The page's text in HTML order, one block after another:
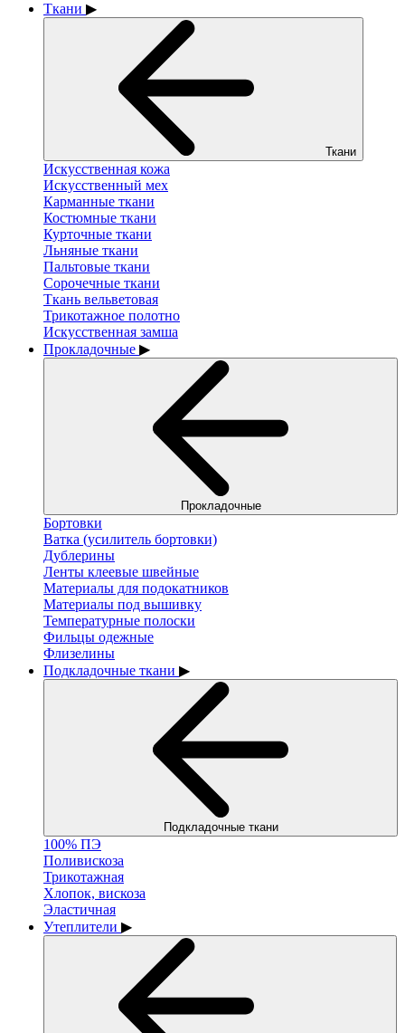
Ткани ▶
Ткани
Искусственная кожа
Искусственный мех
Карманные ткани
Костюмные ткани
Курточные ткани
Льняные ткани
Пальтовые ткани
Сорочечные ткани
Ткань вельветовая
Трикотажное полотно
Искусственная замша
Прокладочные ▶
Прокладочные
Бортовки
Ватка (усилитель бортовки)
Дублерины
Ленты клеевые швейные
Материалы для подокатников
Материалы под вышивку
Температурные полоски
Фильцы одежные
Флизелины
Подкладочные ткани ▶
Подкладочные ткани
100% ПЭ
Поливискоза
Трикотажная
Хлопок, вискоза
Эластичная
Утеплители ▶